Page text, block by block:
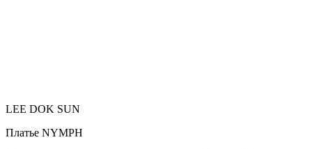
LEE DOK SUN
Платье NYMPH